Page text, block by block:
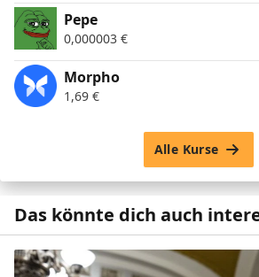
Pepe
0,000003 €
Morpho
1,69 €
Alle Kurse
Das könnte dich auch